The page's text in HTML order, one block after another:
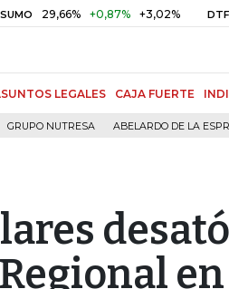
29,66% +0,87% +3,02% DTF 10,34%
LEGALES CAJA FUERTE
GRUPO NUTRESA ABELARDO DE LA